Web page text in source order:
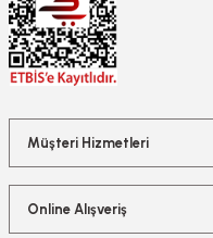
Müşteri Hizmetleri
Online Alışveriş